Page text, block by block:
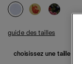
guide des tailles
choisissez une taille